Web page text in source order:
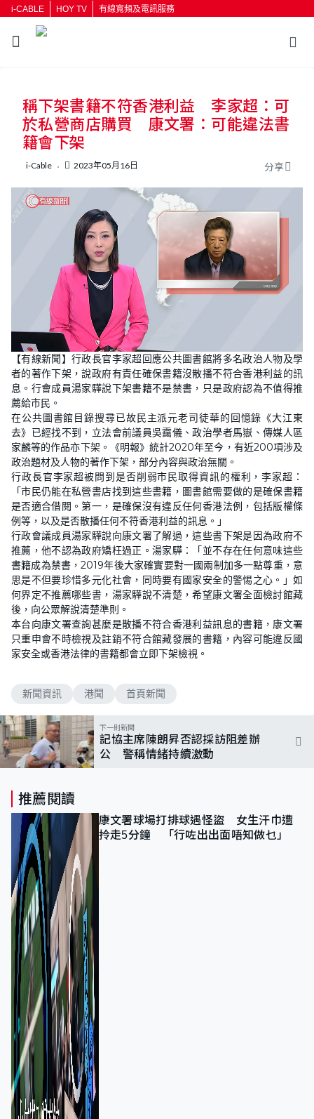
i-CABLE HOY TV 有線寬頻及電訊服務
按輸入鍵開始搜尋
稱下架書籍不符香港利益 李家超：可
於私營商店購買 康文署：可能違法書
籍會下架
i-Cable 2023年05月16日 分享
U
n
m
u
t
e
L
o
a
d
e
d
:
.
0
9
%
【有線新聞】行政長官李家超回應公共圖書館將多名政治人物及學
者的著作下架，說政府有責任確保書籍沒散播不符合香港利益的訊
息。行會成員湯家驊說下架書籍不是禁書，只是政府認為不值得推
薦給市民。
在公共圖書館目錄搜尋已故民主派元老司徒華的回憶錄《大江東
去》已經找不到，立法會前議員吳靄儀、政治學者馬嶽、傳媒人區
家麟等的作品亦下架。《明報》統計2020年至今，有近200項涉及
政治題材及人物的著作下架，部分內容與政治無關。
行政長官李家超被問到是否削弱市民取得資訊的權利，李家超：
「市民仍能在私營書店找到這些書籍，圖書館需要做的是確保書籍
是否適合借閱。第一，是確保沒有違反任何香港法例，包括版權條
例等，以及是否散播任何不符香港利益的訊息。」
行政會議成員湯家驊說向康文署了解過，這些書下架是因為政府不
推薦，他不認為政府矯枉過正。湯家驊：「並不存在任何意味這些
書籍成為禁書，2019年後大家確實要對一國兩制加多一點尊重，意
思是不但要珍惜多元化社會，同時要有國家安全的警惕之心。」如
何界定不推薦哪些書，湯家驊說不清楚，希望康文署全面檢討館藏
後，向公眾解說清楚準則。
本台向康文署查詢甚麼是散播不符合香港利益訊息的書籍，康文署
只重申會不時檢視及註銷不符合館藏發展的書籍，內容可能違反國
家安全或香港法律的書籍都會立即下架檢視。
新聞資訊 港聞 首頁新聞
下一則新聞
記協主席陳朗昇否認採訪阻差辦
公 警稱情緒持續激動
推薦閱讀
康文署球場打排球遇怪盜 女生汗巾遭
拎走5分鐘 「行咗出出面唔知做乜」